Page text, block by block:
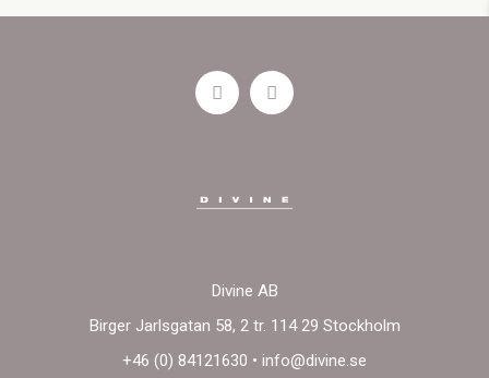
Divine AB
Birger Jarlsgatan 58, 2 tr. 114 29 Stockholm
+46 (0) 84121630 • info@divine.se